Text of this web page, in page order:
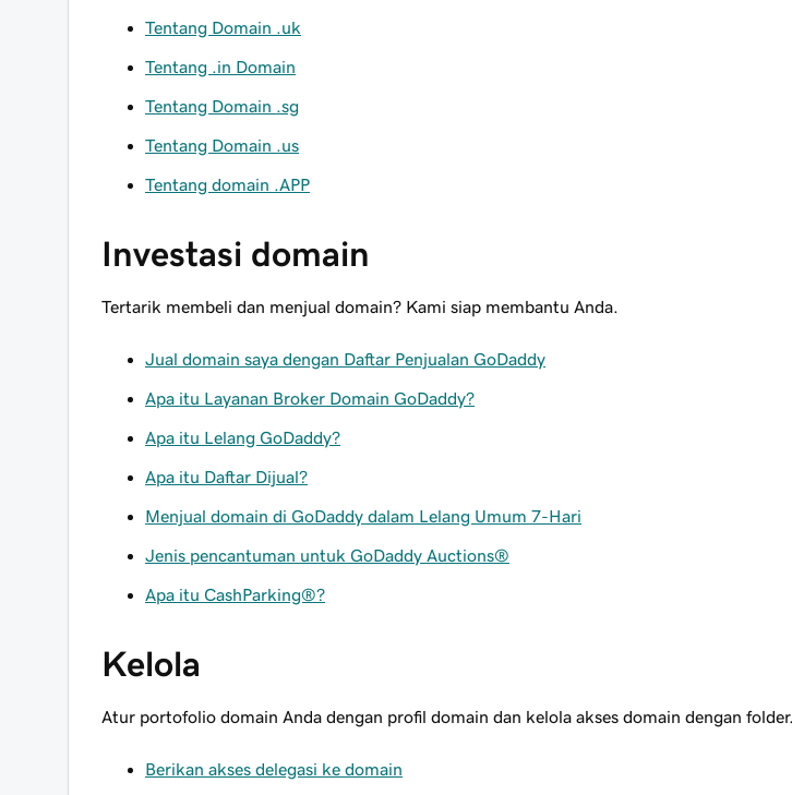
Tentang Domain .uk
Tentang .in Domain
Tentang Domain .sg
Tentang Domain .us
Tentang domain .APP
Investasi domain
Tertarik membeli dan menjual domain? Kami siap membantu Anda.
Jual domain saya dengan Daftar Penjualan GoDaddy
Apa itu Layanan Broker Domain GoDaddy?
Apa itu Lelang GoDaddy?
Apa itu Daftar Dijual?
Menjual domain di GoDaddy dalam Lelang Umum 7-Hari
Jenis pencantuman untuk GoDaddy Auctions®
Apa itu CashParking®?
Kelola
Atur portofolio domain Anda dengan profil domain dan kelola akses domain dengan folder.
Berikan akses delegasi ke domain